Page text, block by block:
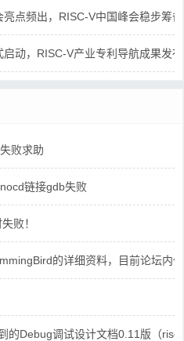
亮点频出，RISC-V中国峰会稳步筹
启动，RISC-V产业专利导航成果发
败求助
链接gdb失败
败！
的详细资料，目前论坛内
的Debug调试设计文档0.11版（